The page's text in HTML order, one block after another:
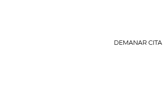
DEMANAR CITA